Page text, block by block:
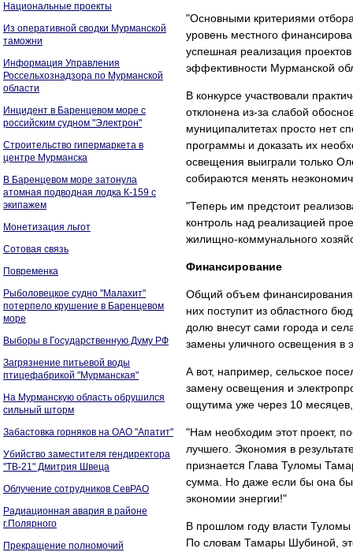
Национальные проекты
Из оперативной сводки Мурманской
таможни
Информация Управления
Россельхознадзора по Мурманской
области
Инцидент в Баренцевом море с
российским судном "Электрон"
Строительство гипермаркета в
центре Мурманска
В Баренцевом море затонула
атомная подводная лодка К-159 с
экипажем
Монетизация льгот
Сотовая связь
Повременка
Рыболовецкое судно "Малахит"
потерпело крушение в Баренцевом
море
Выборы в Государственную Думу РФ
Загрязнение питьевой воды
птицефабрикой "Мурманская"
На Мурманскую область обрушился
сильный шторм
Забастовка горняков на ОАО "Апатит"
Убийство заместителя гендиректора
"ТВ-21" Дмитрия Швеца
Облучение сотрудников СевРАО
Радиационная авария в районе
г.Полярного
Прекращение полномочий
"Основными критериями
уровень местного
успешная реализация
эффективности Мурманской
В конкурсе участвовали
отклонена из-за слабой
муниципалитетах просто нет
программы и доказать их
освещения выиграли только
собираются менять
"Теперь им предстоит
контроль над реализацией
жилищно-коммунального
Финансирование
Общий объем финансирования
них поступит из областного
долю внесут сами города и
замены уличного освещения в
А вот, например, сельское
замену освещения и
ощутима уже через 10 месяцев,
"Нам необходим этот проект,
лучшего. Экономия в
признается Глава Туломы
сумма. Но даже если бы она
экономии энергии!"
В прошлом году власти
По словам Тамары Шубиной,